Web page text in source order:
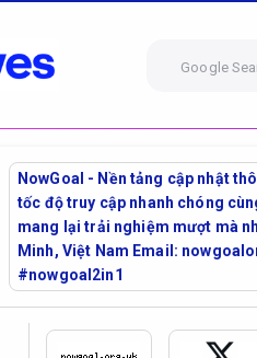
Google
NowGoal - Nền tảng cập nhật
tốc độ truy cập nhanh chóng
mang lại trải nghiệm mượt mà
Minh, Việt Nam Email:
#nowgoal2in1